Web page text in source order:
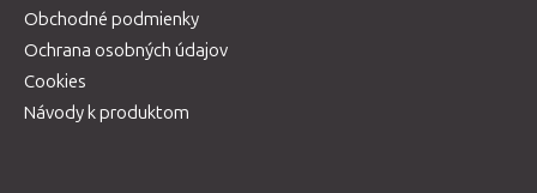
Obchodné podmienky
Ochrana osobných údajov
Cookies
Návody k produktom